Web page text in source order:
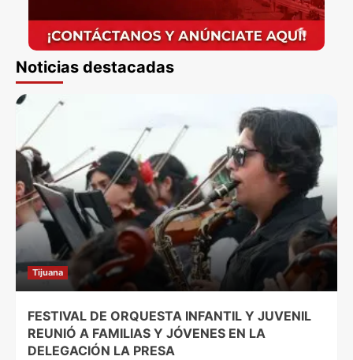
Noticias destacadas
Tijuana
FESTIVAL DE ORQUESTA INFANTIL Y JUVENIL
REUNIÓ A FAMILIAS Y JÓVENES EN LA
DELEGACIÓN LA PRESA